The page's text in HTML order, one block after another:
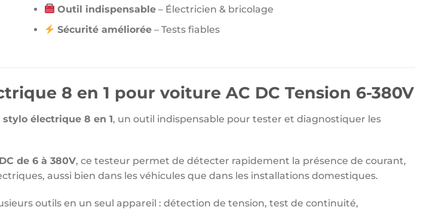
Outil indispensable – Électricien & bricolage
Sécurité améliorée – Tests fiables
8 en 1 pour voiture AC DC Tension 6-380V
électrique 8 en 1, un outil indispensable pour tester et diagnostiquer les
de 6 à 380V, ce testeur permet de détecter rapidement la présence de courant,
aussi bien dans les véhicules que dans les installations domestiques.
outils en un seul appareil : détection de tension, test de continuité,